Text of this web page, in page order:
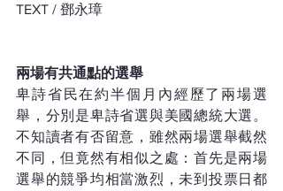
TEXT / 鄧永璋
兩場有共通點的選舉
卑詩省民在約半個月內經歷了兩場選
舉，分別是卑詩省選與美國總統大選。
不知讀者有否留意，雖然兩場選舉截然
不同，但竟然有相似之處：首先是兩場
選舉的競爭均相當激烈，未到投票日都